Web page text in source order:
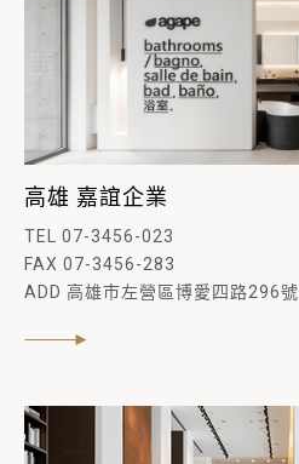
高雄 嘉誼企業
TEL 07-3456-023
FAX 07-3456-283
ADD 高雄市左營區博愛四路296號